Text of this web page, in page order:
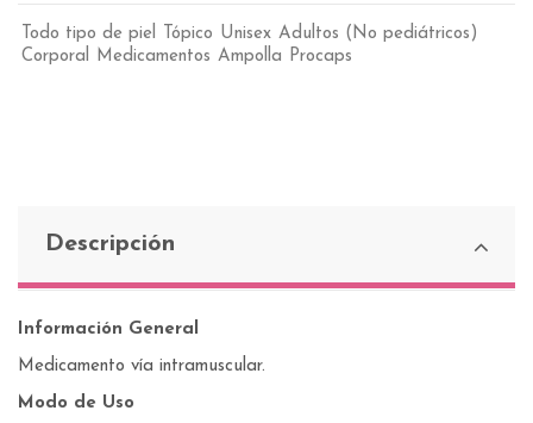
Todo tipo de piel Tópico Unisex Adultos (No pediátricos)
Corporal
Medicamentos Ampolla Procaps
Descripción
Información General
Medicamento vía intramuscular.
Modo de Uso